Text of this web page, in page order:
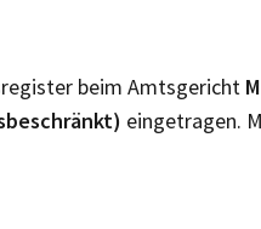
beim Amtsgericht
eingetragen.